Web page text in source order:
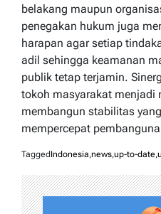
belakang maupun
penegakan hukum juga
harapan agar setiap
adil sehingga keamanan
publik tetap terjamin.
tokoh masyarakat menjadi
membangun stabilitas
mempercepat
Tagged Indonesia,news,up-to-date,